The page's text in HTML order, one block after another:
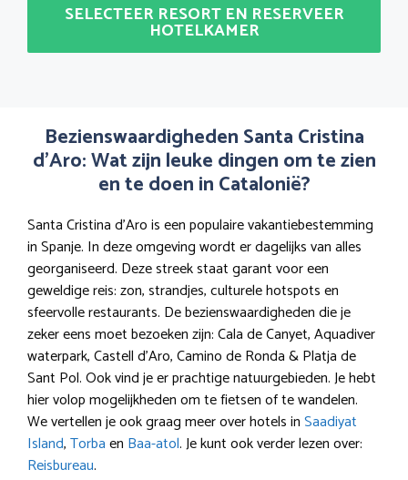
SELECTEER RESORT EN RESERVEER
HOTELKAMER
Bezienswaardigheden Santa Cristina
d’Aro: Wat zijn leuke dingen om te zien
en te doen in Catalonië?
Santa Cristina d’Aro is een populaire vakantiebestemming
in Spanje. In deze omgeving wordt er dagelijks van alles
georganiseerd. Deze streek staat garant voor een
geweldige reis: zon, strandjes, culturele hotspots en
sfeervolle restaurants. De bezienswaardigheden die je
zeker eens moet bezoeken zijn: Cala de Canyet, Aquadiver
waterpark, Castell d’Aro, Camino de Ronda & Platja de
Sant Pol. Ook vind je er prachtige natuurgebieden. Je hebt
hier volop mogelijkheden om te fietsen of te wandelen.
We vertellen je ook graag meer over hotels inSaadiyat
Island,Torbaen Baa-atol. Je kunt ook verder lezen over:
Reisbureau.